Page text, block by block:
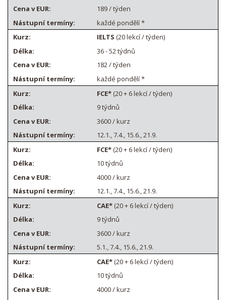
189 / týden
každé pondělí *
IELTS (20 lekcí / týden)
36 - 52 týdnů
182 / týden
každé pondělí *
FCE* (20 + 6 lekcí / týden)
9 týdnů
3600 / kurz
12.1., 7.4., 15.6., 21.9.
FCE*(20 + 6 lekcí / týden)
10 týdnů
4000 / kurz
12.1., 7.4., 15.6., 21.9.
CAE* (20 + 6 lekcí / týden)
9 týdnů
3600 / kurz
5.1., 7.4., 15.6., 21.9.
CAE*(20 + 6 lekcí / týden)
10 týdnů
4000 / kurz